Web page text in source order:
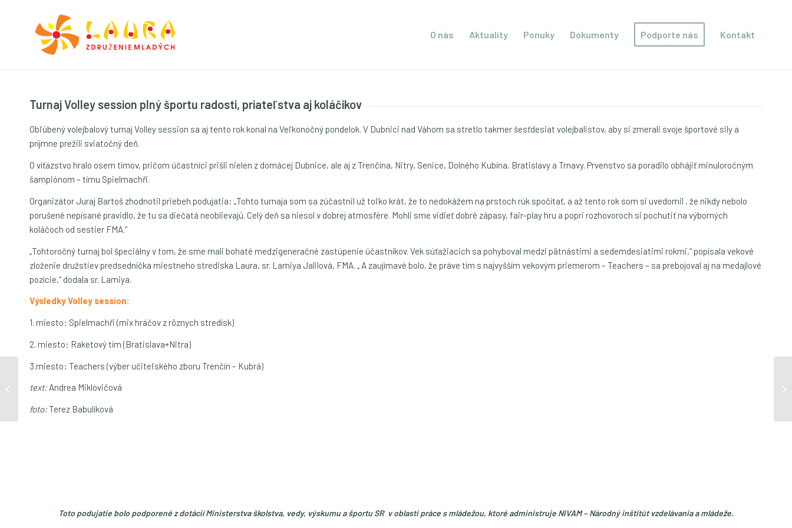
O nás Aktuality Ponuky Dokumenty Podporte nás Kontakt
Turnaj Volley session plný športu radosti, priateľstva aj koláčikov
Obľúbený volejbalový turnaj Volley session sa aj tento rok konal na Veľkonočný pondelok. V Dubnici nad Váhom sa stretlo takmer šesťdesiat volejbalistov, aby si zmerali svoje športové sily a
príjmne prežili sviatočný deň.
O víťazstvo hralo osem tímov, pričom účastníci prišli nielen z domácej Dubnice, ale aj z Trenčína, Nitry, Senice, Dolného Kubína, Bratislavy a Trnavy. Prvenstvo sa poradilo obhájiť minuloročným
šampiónom – tímu Spielmachři.
Organizátor Juraj Bartoš zhodnotil priebeh podujatia: „Tohto turnaja som sa zúčastnil už toľko krát, že to nedokážem na prstoch rúk spočítať, a až tento rok som si uvedomil , že nikdy nebolo
porušené nepísané pravidlo, že tu sa diečatá neoblievajú. Celý deň sa niesol v dobrej atmosfére. Mohli sme vidieť dobré zápasy, fair-play hru a popri rozhovoroch si pochutiť na výborných
koláčoch od sestier FMA.“
„Tohtoročný turnaj bol špeciálny v tom, že sme mali bohaté medzigeneračné zastúpenie účastníkov. Vek súťažiacich sa pohyboval medzi pätnástimi a sedemdesiatimi rokmi,“ popísala vekové
zloženie družstiev predsedníčka miestneho strediska Laura, sr. Lamiya Jalilová, FMA. „ A zaujímavé bolo, že práve tím s najvyšším vekovým priemerom – Teachers – sa prebojoval aj na medajlové
pozície,“ dodala sr. Lamiya.
Výsledky Volley session:
1. miesto: Spielmachři (mix hráčov z rôznych stredísk)
2. miesto: Raketový tím (Bratislava+Nitra)
3.miesto: Teachers (výber učiteľského zboru Trenčín – Kubrá)
text: Andrea Miklovičová
foto:Terez Babulíková
Toto podujatie bolo podporené z dotácií Ministerstva školstva, vedy, výskumu a športu SR v oblasti práce s mládežou, ktoré administruje NIVAM – Národný inštitút vzdelávania a mládeže.
Zaži niečo viac – radosti